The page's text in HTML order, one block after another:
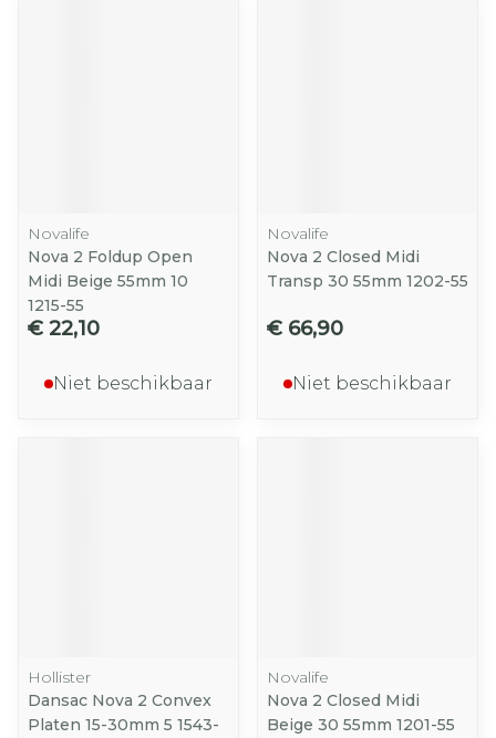
Novalife
Nova 2 Foldup Open
Midi Beige 55mm 10
1215-55
€ 22,10
Niet beschikbaar
Novalife
Nova 2 Closed Midi
Transp 30 55mm 1202-55
€ 66,90
Niet beschikbaar
Hollister
Dansac Nova 2 Convex
Platen 15-30mm 5 1543-
Novalife
Nova 2 Closed Midi
Beige 30 55mm 1201-55